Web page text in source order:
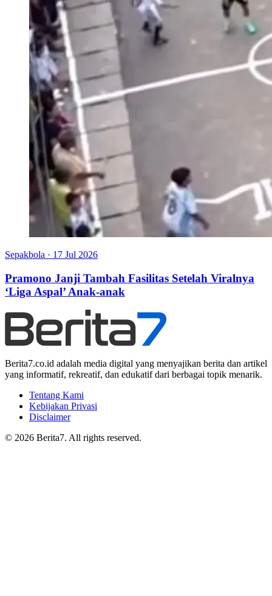
Sepakbola · 17 Jul 2026
Pramono Janji Tambah Fasilitas Setelah Viralnya
‘Liga Aspal’ Anak-anak
Berita7.co.id adalah media digital yang menyajikan berita dan artikel
yang informatif, rekreatif, dan edukatif dari berbagai topik menarik.
Tentang Kami
Kebijakan Privasi
Disclaimer
© 2026 Berita7. All rights reserved.